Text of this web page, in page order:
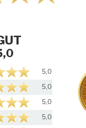
5,0
5,0
5,0
5,0